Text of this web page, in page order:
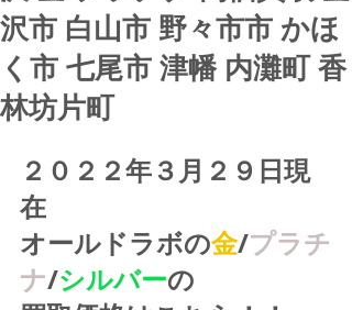
沢市 白山市 野々市市 かほ
く市 七尾市 津幡 内灘町 香
林坊片町
２０２２年３月２９日現
在
オールドラボの金/プラチ
ナ/シルバーの